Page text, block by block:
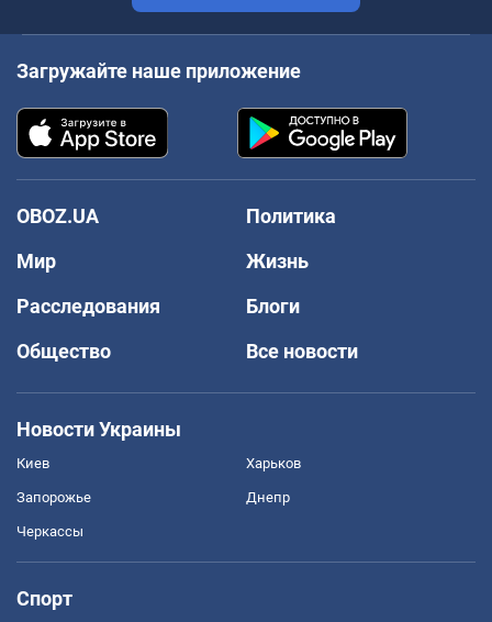
Загружайте наше приложение
OBOZ.UA
Политика
Мир
Жизнь
Расследования
Блоги
Общество
Все новости
Новости Украины
Киев Харьков
Запорожье Днепр
Черкассы
Спорт